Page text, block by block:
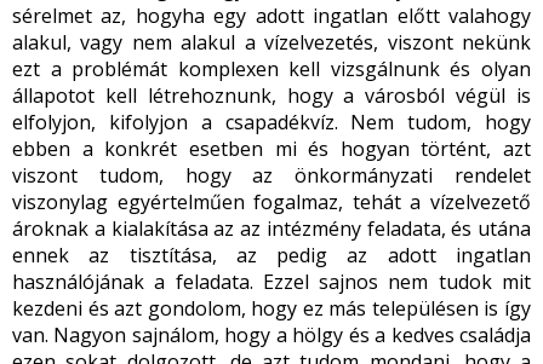
sérelmet az, hogyha egy adott ingatlan előtt valahogy
alakul, vagy nem alakul a vízelvezetés, viszont nekünk
ezt a problémát komplexen kell vizsgálnunk és olyan
állapotot kell létrehoznunk, hogy a városból végül is
elfolyjon, kifolyjon a csapadékvíz. Nem tudom, hogy
ebben a konkrét esetben mi és hogyan történt, azt
viszont tudom, hogy az önkormányzati rendelet
viszonylag egyértelműen fogalmaz, tehát a vízelvezető
ároknak a kialakítása az az intézmény feladata, és utána
ennek az tisztítása, az pedig az adott ingatlan
használójának a feladata. Ezzel sajnos nem tudok mit
kezdeni és azt gondolom, hogy ez más településen is így
van. Nagyon sajnálom, hogy a hölgy és a kedves családja